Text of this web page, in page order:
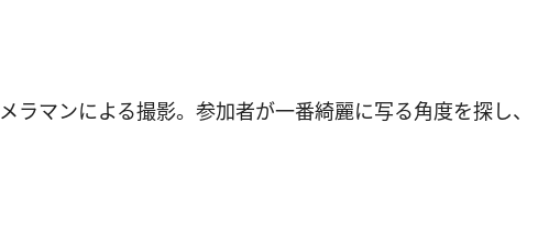
ラマンによる撮影。参加者が一番綺麗に写る角度を探し、